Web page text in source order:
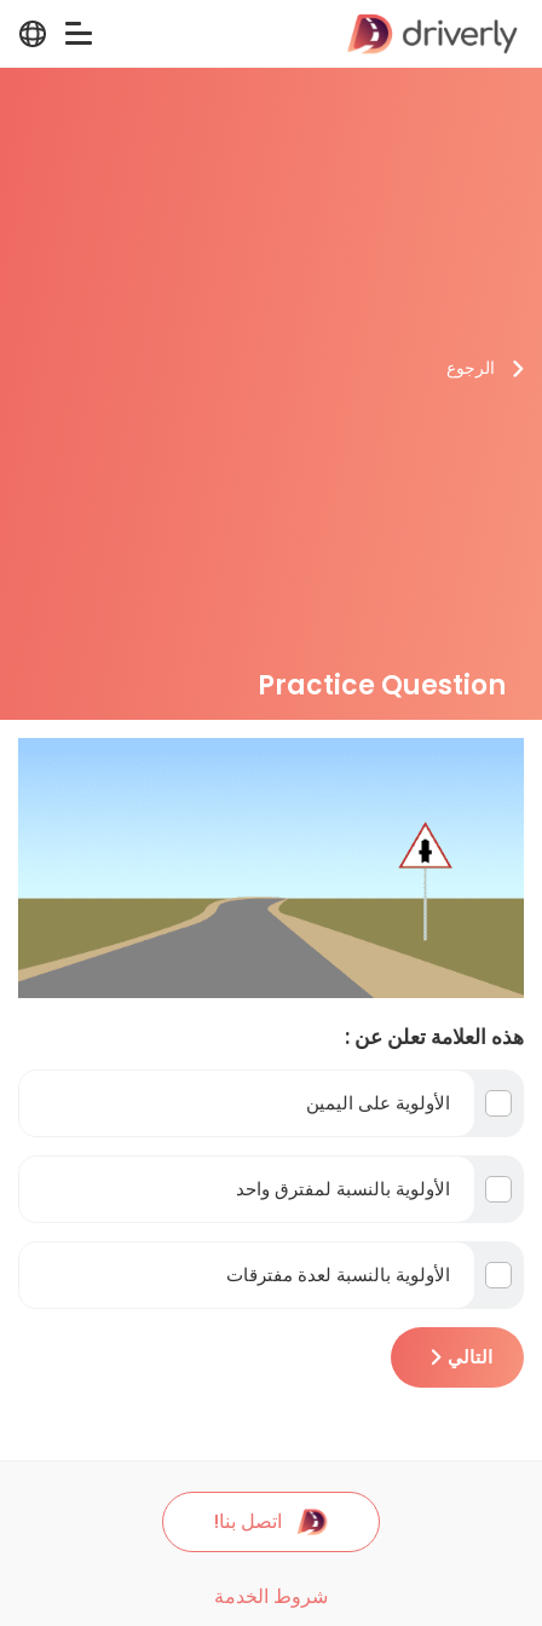
الرجوع
Practice Question
هذه العلامة تعلن عن :
الأولوية على اليمين
الأولوية بالنسبة لمفترق واحد
الأولوية بالنسبة لعدة مفترقات
التالي
اتصل بنا!
شروط الخدمة